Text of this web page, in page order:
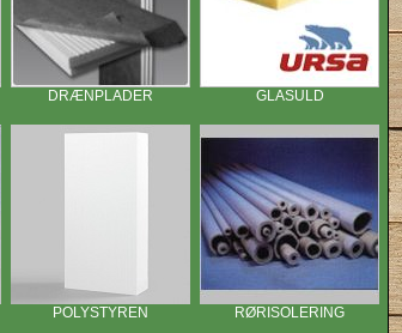
DRÆNPLADER GLASULD
POLYSTYREN RØRISOLERING